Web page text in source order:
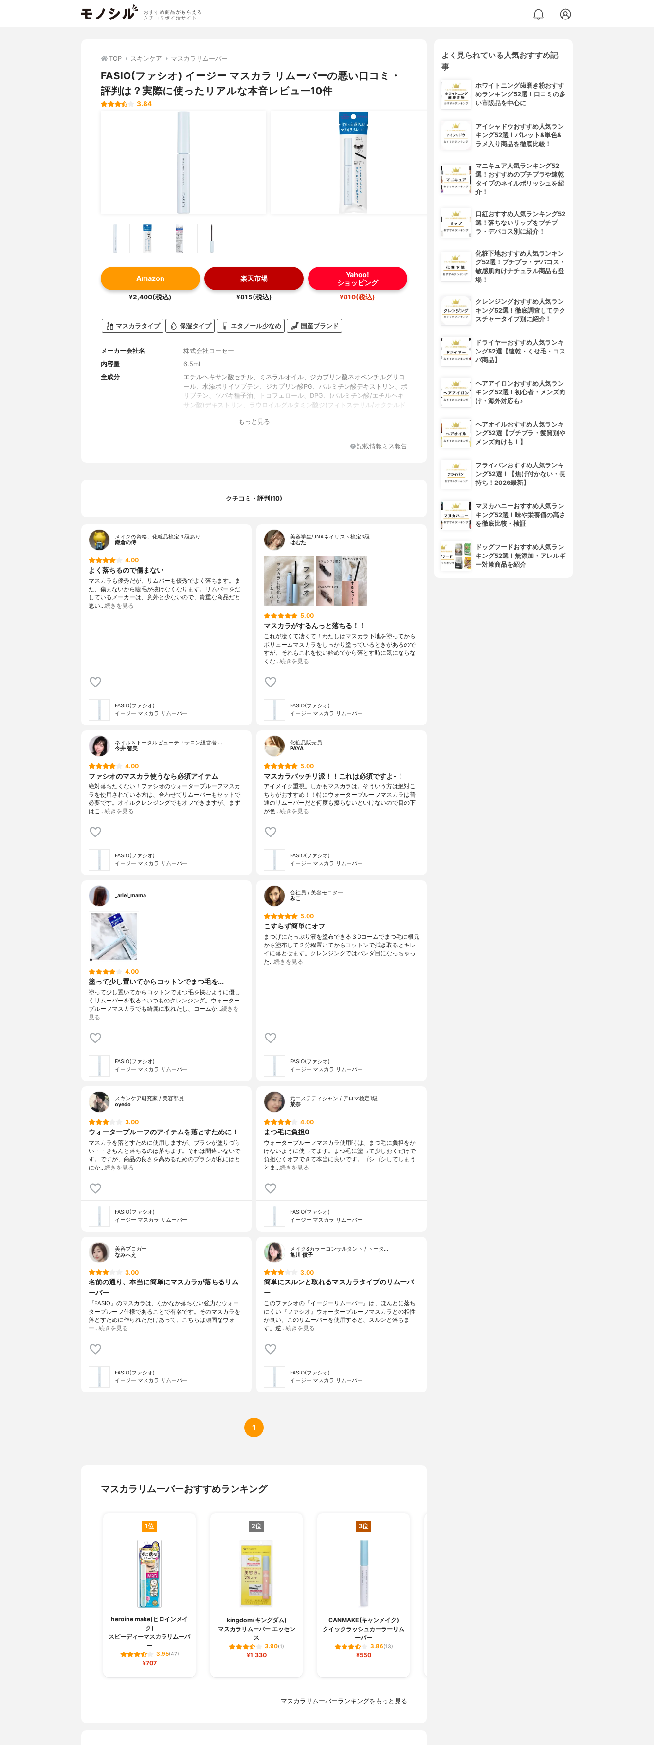
おすすめ商品がもらえる
クチコミポイ活サイト
TOP スキンケア マスカラリムーバー
FASIO(ファシオ) イージー マスカラ リムーバーの悪い口コミ・
評判は？実際に使ったリアルな本音レビュー10件
3.84
Amazon
¥2,400(税込)
楽天市場
¥815(税込)
Yahoo!
ショッピング
¥810(税込)
マスカラタイプ 保湿タイプ エタノール少なめ 国産ブランド
メーカー会社名
株式会社コーセー
内容量
6.5ml
全成分
エチルヘキサン酸セチル、ミネラルオイル、ジカプリン酸ネオペンチルグリコ
ール、水添ポリイソブテン、ジカプリン酸PG、パルミチン酸デキストリン、ポ
リブテン、ツバキ種子油、トコフェロール、DPG、(パルミチン酸/エチルヘキ
サン酸)デキストリン、ラウロイルグルタミン酸ジ(フィトステリル/オクチルド
もっと見る
記載情報ミス報告
クチコミ・評判(10)
メイクの資格、化粧品検定３級あり
鎌倉の侍
4.00
よく落ちるので傷まない
マスカラも優秀だが、リムバーも優秀でよく落ちます。ま
た、傷まないから睫毛が抜けなくなります。リムバーをだ
しているメーカーは、意外と少ないので、貴重な商品だと
思い…続きを見る
FASIO(ファシオ)
イージー マスカラ リムーバー
美容学生/JNAネイリスト検定3級
はむた
5.00
マスカラがするんっと落ちる！！
これが凄くて凄くて！わたしはマスカラ下地を塗ってから
ボリュームマスカラをしっかり塗っているときがあるので
すが、それもこれを使い始めてから落とす時に気にならな
くな…続きを見る
FASIO(ファシオ)
イージー マスカラ リムーバー
ネイル＆トータルビューティサロン経営者 …
今井 智美
4.00
ファシオのマスカラ使うなら必須アイテム
絶対落ちたくない！ファシオのウォータープルーフマスカ
ラを使用されている方は、合わせてリムーバーもセットで
必要です。オイルクレンジングでもオフできますが、まず
はこ…続きを見る
FASIO(ファシオ)
イージー マスカラ リムーバー
化粧品販売員
PAYA
5.00
マスカラバッチリ派！！これは必須ですよ-！
アイメイク重視。しかもマスカラは。そういう方は絶対こ
ちらがおすすめ！！特にウォータープルーフマスカラは普
通のリムーバーだと何度も擦らないといけないので目の下
が色…続きを見る
FASIO(ファシオ)
イージー マスカラ リムーバー
_ariel_mama
4.00
塗って少し置いてからコットンでまつ毛を...
塗って少し置いてからコットンでまつ毛を挟むように優し
くリムーバーを取る→いつものクレンジング。ウォーター
プルーフマスカラでも綺麗に取れたし、コームか…続きを
見る
FASIO(ファシオ)
イージー マスカラ リムーバー
会社員 / 美容モニター
みこ
5.00
こすらず簡単にオフ
まつげにたっぷり液を塗布できる３Dコームでまつ毛に根元
から塗布して２分程置いてからコットンで拭き取るとキレ
イに落とせます。クレンジングではパンダ目になっちゃっ
た…続きを見る
FASIO(ファシオ)
イージー マスカラ リムーバー
スキンケア研究家 / 美容部員
oyedo
3.00
ウォータープルーフのアイテムを落とすために！
マスカラを落とすために使用しますが、ブラシが塗りづら
い・・きちんと落ちるのは落ちます。それは間違いないで
す。ですが、商品の良さを高めるためのブラシが私にはと
にか…続きを見る
FASIO(ファシオ)
イージー マスカラ リムーバー
元エステティシャン / アロマ検定1級
菜奈
4.00
まつ毛に負担0
ウォータープルーフマスカラ使用時は、まつ毛に負担をか
けないように使ってます。まつ毛に塗って少しおくだけで
負担なくオフできて本当に良いです。ゴシゴシしてしまう
とま…続きを見る
FASIO(ファシオ)
イージー マスカラ リムーバー
美容ブロガー
なみへえ
3.00
名前の通り、本当に簡単にマスカラが落ちるリム
ーバー
『FASIO』のマスカラは、なかなか落ちない強力なウォー
タープルーフ仕様であることで有名です。そのマスカラを
落とすために作られただけあって、こちらは頑固なウォ
ー…続きを見る
FASIO(ファシオ)
イージー マスカラ リムーバー
メイク&カラーコンサルタント / トータ…
亀川 償子
3.00
簡単にスルンと取れるマスカラタイプのリムーバ
ー
このファシオの『イージーリムーバー』は、ほんとに落ち
にくい『ファシオ』ウォータープルーフマスカラとの相性
が良い。このリムーバーを使用すると、スルンと落ちま
す。逆…続きを見る
FASIO(ファシオ)
イージー マスカラ リムーバー
1
マスカラリムーバーおすすめランキング
1位
heroine make(ヒロインメイ
ク)
スピーディーマスカラリムーバ
ー
3.95(47)
¥707
2位
kingdom(キングダム)
マスカラリムーバー エッセン
ス
3.90(1)
¥1,330
3位
CANMAKE(キャンメイク)
クイックラッシュカーラーリム
ーバー
3.86(13)
¥550
マスカラリムーバーランキングをもっと見る
よく見られている人気おすすめ記
事
ホワイトニング歯磨き粉おすす
めランキング52選！口コミの多
い市販品を中心に
アイシャドウおすすめ人気ラン
キング52選！パレット&単色&
ラメ入り商品を徹底比較！
マニキュア人気ランキング52
選！おすすめのプチプラや速乾
タイプのネイルポリッシュを紹
介！
口紅おすすめ人気ランキング52
選！落ちないリップをプチプ
ラ・デパコス別に紹介！
化粧下地おすすめ人気ランキン
グ52選！プチプラ・デパコス・
敏感肌向けナチュラル商品も登
場！
クレンジングおすすめ人気ラン
キング52選！徹底調査してテク
スチャータイプ別に紹介！
ドライヤーおすすめ人気ランキ
ング52選【速乾・くせ毛・コス
パ商品】
ヘアアイロンおすすめ人気ラン
キング52選！初心者・メンズ向
け・海外対応も♪
ヘアオイルおすすめ人気ランキ
ング52選【プチプラ・髪質別や
メンズ向けも！】
フライパンおすすめ人気ランキ
ング52選！【焦げ付かない・長
持ち！2026最新】
マヌカハニーおすすめ人気ラン
キング52選！味や栄養価の高さ
を徹底比較・検証
ドッグフードおすすめ人気ラン
キング52選！無添加・アレルギ
ー対策商品を紹介